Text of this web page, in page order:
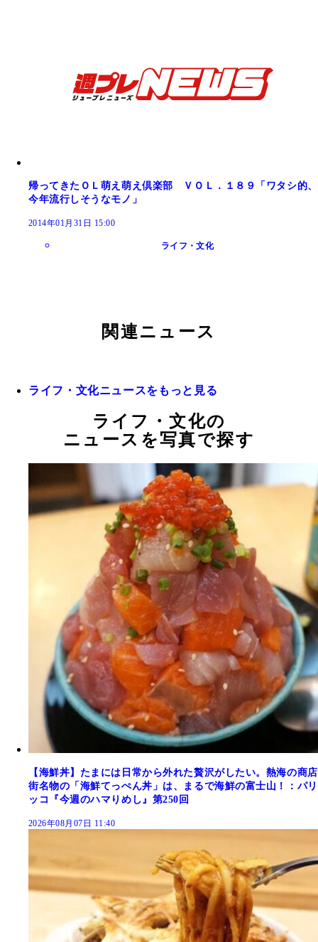
帰ってきたＯＬ萌え萌え倶楽部 ＶＯＬ．１８９「ワタシ的、
今年流行しそうなモノ」
2014年01月31日 15:00
ライフ・文化
関連ニュース
ライフ・文化ニュースをもっと見る
ライフ・文化の
ニュースを写真で探す
【海鮮丼】たまには日常から外れた贅沢がしたい。熱海の商店
街名物の「海鮮てっぺん丼」は、まるで海鮮の富士山！：パリ
ッコ『今週のハマりめし』第250回
2026年08月07日 11:40